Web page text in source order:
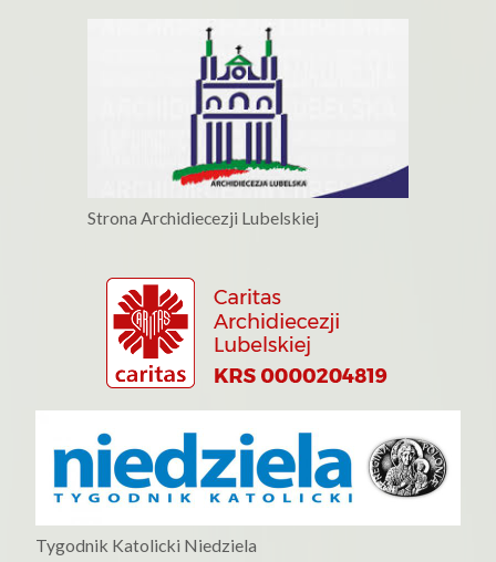
Strona Archidiecezji Lubelskiej
Tygodnik Katolicki Niedziela